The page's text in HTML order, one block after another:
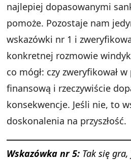
najlepiej dopasowanymi
pomoże. Pozostaje nam
wskazówki nr 1 i
konkretnej rozmowie
co mógł: czy zweryfikował
finansową i rzeczywiście
konsekwencje. Jeśli nie, to
doskonalenia na przyszłość.
Wskazówka nr 5: Tak się